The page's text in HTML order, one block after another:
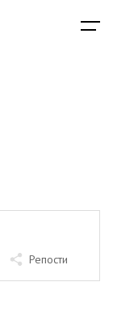
Репости